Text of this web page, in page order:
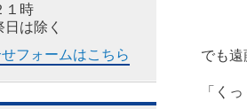
でも遠
「く
１時
は除く
フォームはこちら